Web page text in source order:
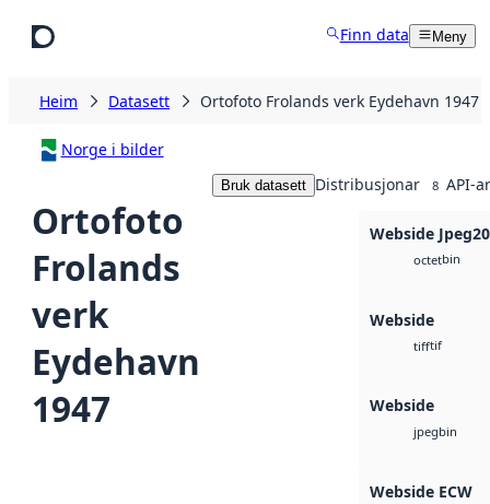
Finn data Meny
Heim Datasett Ortofoto Frolands verk Eydehavn 1947
Norge i bilder
Ortofoto
Frolands
verk
Eydehavn
1947
Bruk datasett Distribusjonar 8 API-ar
Webside
octetbin
Webside
tifftif
Webside
jpegbin
Webside ECW